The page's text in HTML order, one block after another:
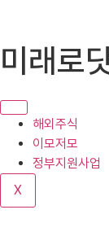
텐
로
기
미래로
해외주식
이모저모
정부지원사업
X